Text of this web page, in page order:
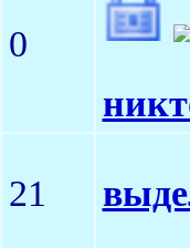
0
21